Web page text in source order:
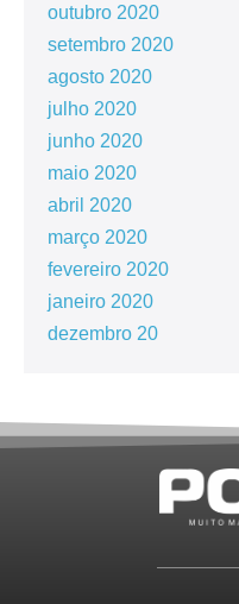
outubro 2020
setembro 2020
agosto 2020
julho 2020
junho 2020
maio 2020
abril 2020
março 2020
fevereiro 2020
janeiro 2020
dezembro 20